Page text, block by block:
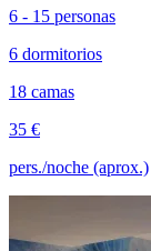
6 - 15 personas
6 dormitorios
18 camas
35 €
pers./noche (aprox.)